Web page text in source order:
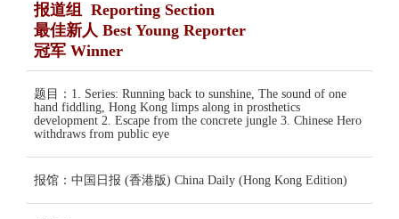
报道组 Reporting Section
最佳新人 Best Young Reporter
冠军 Winner
题目：1. Series: Running back to sunshine, The sound of one
hand fiddling, Hong Kong limps along in prosthetics
development 2. Escape from the concrete jungle 3. Chinese Hero
withdraws from public eye
报馆：中国日报 (香港版) China Daily (Hong Kong Edition)